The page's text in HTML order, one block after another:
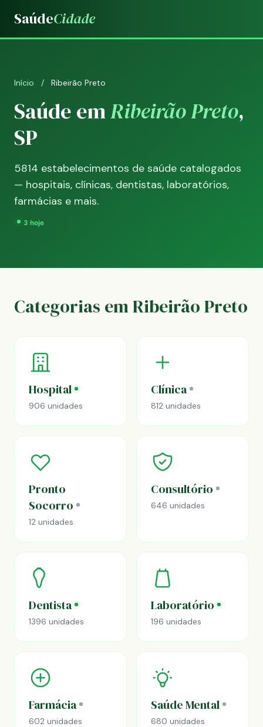
SaúdeCidade
Início / Ribeirão Preto
Saúde emRibeirão Preto,
SP
5814 estabelecimentos de saúde catalogados
— hospitais, clínicas, dentistas, laboratórios,
farmácias e mais.
Categorias em Ribeirão Preto
Hospital
906 unidades
Clínica
812 unidades
Pronto
Socorro
12 unidades
Consultório
646 unidades
Dentista
1396 unidades
Laboratório
196 unidades
Farmácia
602 unidades
Saúde Mental
680 unidades